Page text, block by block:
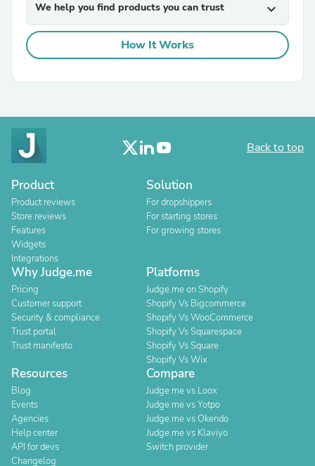
We help you find products you can trust expand_more
How It Works
Back to top
Product
Product reviews
Store reviews
Features
Widgets
Integrations
Solution
For dropshippers
For starting stores
For growing stores
Why Judge.me
Pricing
Customer support
Security & compliance
Trust portal
Trust manifesto
Platforms
Judge.me on Shopify
Shopify Vs Bigcommerce
Shopify Vs WooCommerce
Shopify Vs Squarespace
Shopify Vs Square
Shopify Vs Wix
Resources
Blog
Events
Agencies
Help center
API for devs
Changelog
Compare
Judge.me vs Loox
Judge.me vs Yotpo
Judge.me vs Okendo
Judge.me vs Klaviyo
Switch provider